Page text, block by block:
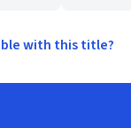
with this title?